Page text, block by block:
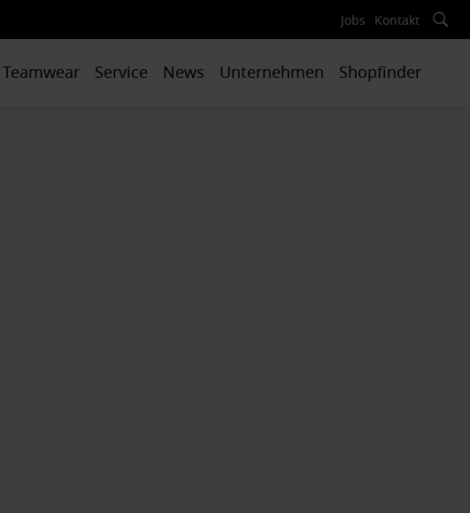
Jobs Kontakt
Teamwear Service News Unternehmen Shopfinder